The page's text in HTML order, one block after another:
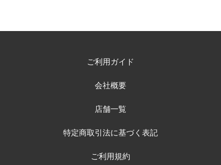
ご利用ガイド
会社概要
店舗一覧
特定商取引法に基づく表記
ご利用規約